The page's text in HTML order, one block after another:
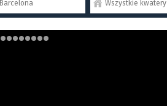
Barcelona Wszystkie kwatery